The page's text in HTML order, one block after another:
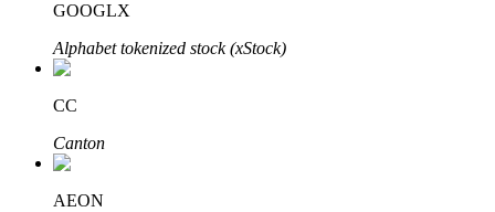
GOOGLX
Alphabet tokenized stock (xStock)
CC
Canton
AEON